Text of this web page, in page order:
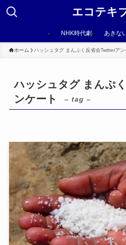
エコテキ
NHK時代劇 あきな
ホーム ハッシュタグ まんぷく反省会Twitterアン
ハッシュタグ まんぷ
ンケート
– tag –